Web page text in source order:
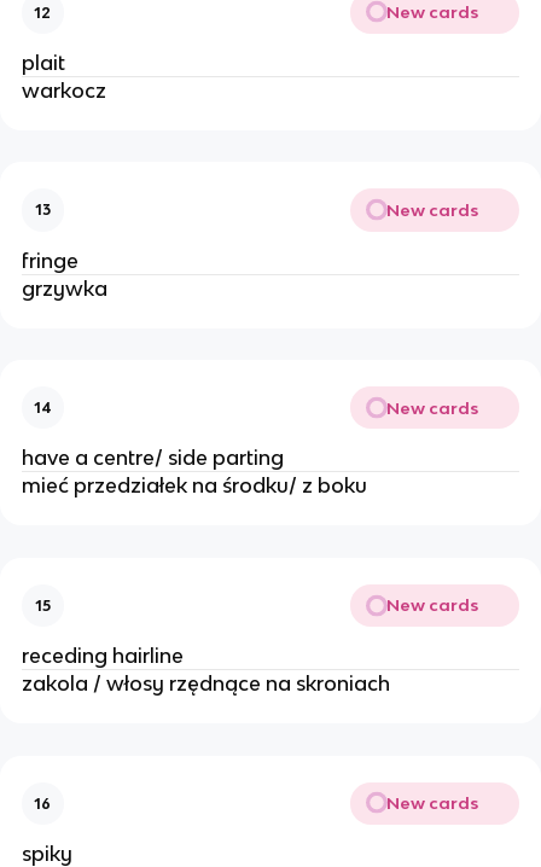
12 New cards
plait
warkocz
13 New cards
fringe
grzywka
14 New cards
have a centre/ side parting
mieć przedziałek na środku/ z boku
15 New cards
receding hairline
zakola / włosy rzędnące na skroniach
16 New cards
spiky